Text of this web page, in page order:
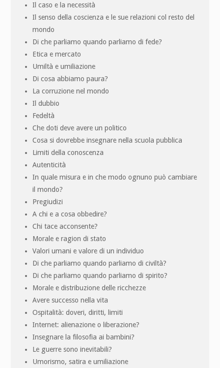
Il caso e la necessità
Il senso della coscienza e le sue relazioni col resto del
mondo
Di che parliamo quando parliamo di fede?
Etica e mercato
Umiltà e umiliazione
Di cosa abbiamo paura?
La corruzione nel mondo
Il dubbio
Fedeltà
Che doti deve avere un politico
Cosa si dovrebbe insegnare nella scuola pubblica
Limiti della conoscenza
Autenticità
In quale misura e in che modo ognuno può cambiare
il mondo?
Pregiudizi
A chi e a cosa obbedire?
Chi tace acconsente?
Morale e ragion di stato
Valori umani e valore di un individuo
Di che parliamo quando parliamo di civiltà?
Di che parliamo quando parliamo di spirito?
Morale e distribuzione delle ricchezze
Avere successo nella vita
Ospitalità: doveri, diritti, limiti
Internet: alienazione o liberazione?
Insegnare la filosofia ai bambini?
Le guerre sono inevitabili?
Umorismo, satira e umiliazione